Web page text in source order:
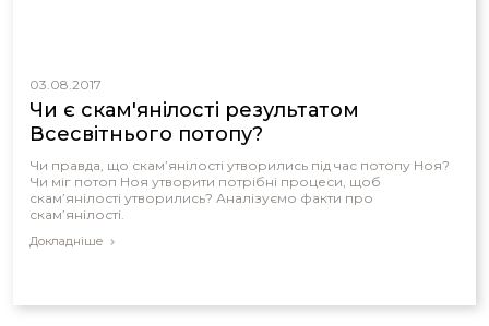
03.08.2017
Чи є скам'янілості результатом
Всесвітнього потопу?
Чи правда, що скам’янілості утворились під час потопу Ноя?
Чи міг потоп Ноя утворити потрібні процеси, щоб
скам’янілості утворились? Аналізуємо факти про
скам’янілості.
Докладніше